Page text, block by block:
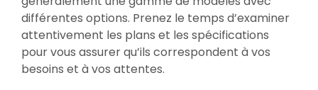
différentes options. Prenez le temps d’examiner
attentivement les plans et les spécifications
pour vous assurer qu’ils correspondent à vos
besoins et à vos attentes.